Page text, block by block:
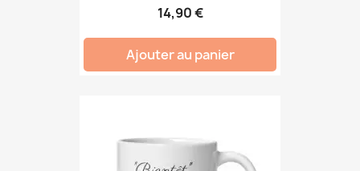
14,90 €
Ajouter au panier